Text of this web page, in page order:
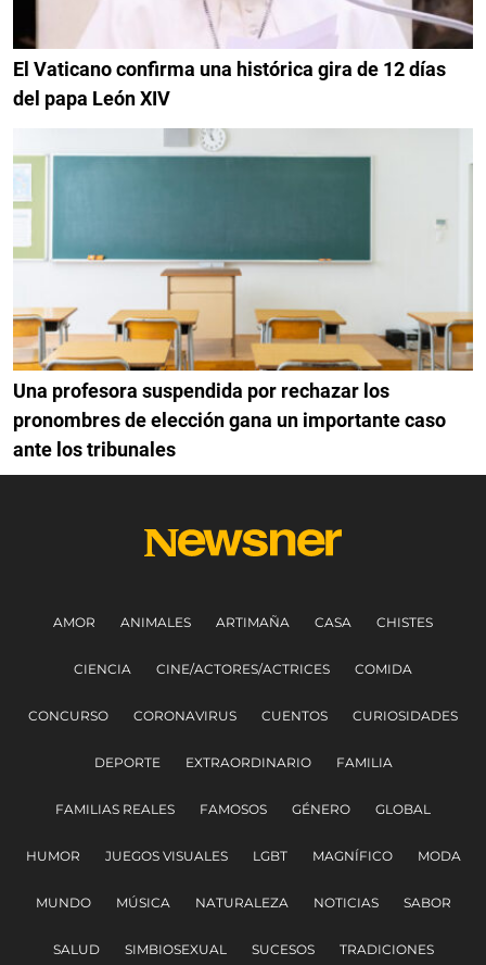
El Vaticano confirma una histórica gira de 12 días
del papa León XIV
Una profesora suspendida por rechazar los
pronombres de elección gana un importante caso
ante los tribunales
AMOR ANIMALES ARTIMAÑA CASA CHISTES
CIENCIA CINE/ACTORES/ACTRICES COMIDA
CONCURSO CORONAVIRUS CUENTOS CURIOSIDADES
DEPORTE EXTRAORDINARIO FAMILIA
FAMILIAS REALES FAMOSOS GÉNERO GLOBAL
HUMOR JUEGOS VISUALES LGBT MAGNÍFICO MODA
MUNDO MÚSICA NATURALEZA NOTICIAS SABOR
SALUD SIMBIOSEXUAL SUCESOS TRADICIONES